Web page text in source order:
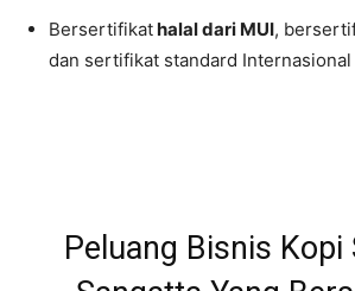
Bersertifikathalal dari MUI,
dan sertifikat standard
Peluang Bisnis Kopi